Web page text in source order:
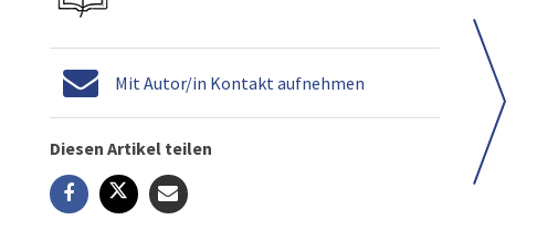
Mit Autor/in Kontakt aufnehmen
Diesen Artikel teilen